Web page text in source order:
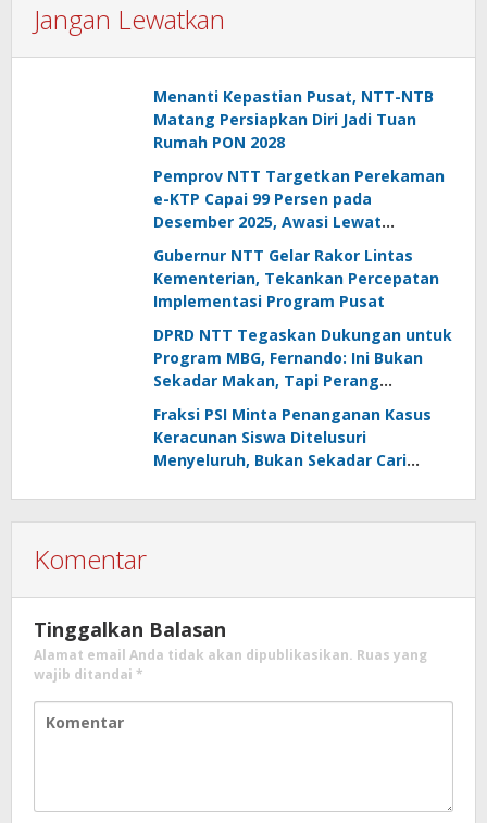
Jangan Lewatkan
Menanti Kepastian Pusat, NTT-NTB
Matang Persiapkan Diri Jadi Tuan
Rumah PON 2028
Pemprov NTT Targetkan Perekaman
e-KTP Capai 99 Persen pada
Desember 2025, Awasi Lewat
Dashboard Data
Gubernur NTT Gelar Rakor Lintas
Kementerian, Tekankan Percepatan
Implementasi Program Pusat
DPRD NTT Tegaskan Dukungan untuk
Program MBG, Fernando: Ini Bukan
Sekadar Makan, Tapi Perang
Melawan Stunting
Fraksi PSI Minta Penanganan Kasus
Keracunan Siswa Ditelusuri
Menyeluruh, Bukan Sekadar Cari
Komentar
Tinggalkan Balasan
Alamat email Anda tidak akan dipublikasikan. Ruas yang
wajib ditandai *